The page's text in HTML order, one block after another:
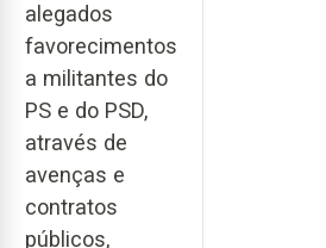
alegados
favorecimentos
a militantes do
PS e do PSD,
através de
avenças e
contratos
públicos,